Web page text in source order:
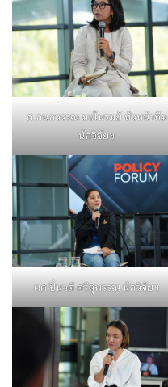
ศ.กนกวรรณ มะโนรมย์ หัวหน้าทีม
นักวิจัยฯ
ผศ.ปิ่นวดี ศรีสุพรรณ นักวิจัยฯ